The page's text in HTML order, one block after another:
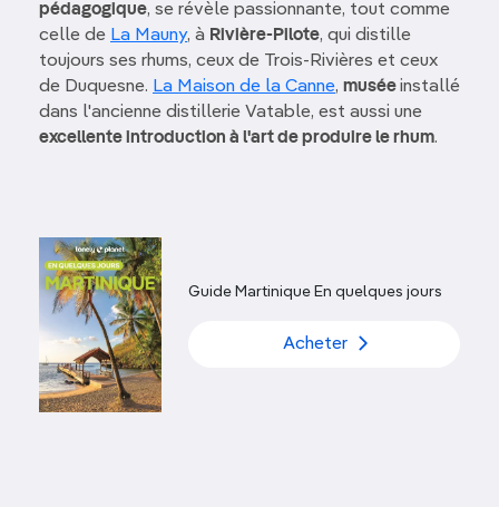
pédagogique, se révèle passionnante, tout comme
celle de La Mauny, à Rivière-Pilote, qui distille
toujours ses rhums, ceux de Trois-Rivières et ceux
de Duquesne. La Maison de la Canne, muséeinstallé
dans l'ancienne distillerie Vatable, est aussi une
excellente introduction à l'art de produire le rhum.
Guide Martinique En quelques jours
Acheter